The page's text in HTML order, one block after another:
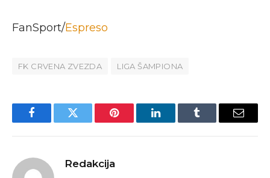
FanSport/Espreso
FK CRVENA ZVEZDA LIGA ŠAMPIONA
FacebookTwitter Pinterest LinkedInTumblr Email
Redakcija